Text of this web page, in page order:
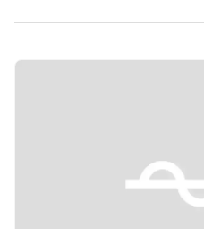
Previous slide